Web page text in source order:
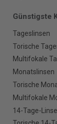
Günstigste
Tageslinsen
Torische
Multifokale
Monatslinsen
Torische
Multifokale
14-Tage-